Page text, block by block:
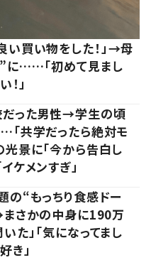
い買い物をした！」→母
に……「初めて見まし
！」
った男性→学生の頃
共学だったら絶対モ
光景に「今から告白し
ケメンすぎ」
の“もっちり食感ドー
さかの中身に190万
た」「気になってまし
き」